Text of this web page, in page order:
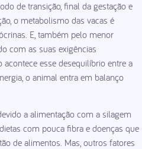
de transição, final da gestação e
o metabolismo das vacas é
E, também pelo menor
com as suas exigências
esse desequilíbrio entre a
o animal entra em balanço
a alimentação com a silagem
com pouca fibra e doenças que
de alimentos. Mas, outros fatores